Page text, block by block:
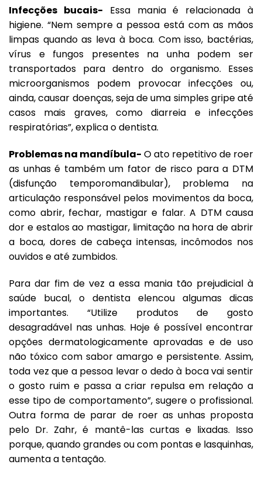
Infecções bucais- Essa mania é relacionada à
higiene. “Nem sempre a pessoa está com as mãos
limpas quando as leva à boca. Com isso, bactérias,
vírus e fungos presentes na unha podem ser
transportados para dentro do organismo. Esses
microorganismos podem provocar infecções ou,
ainda, causar doenças, seja de uma simples gripe até
casos mais graves, como diarreia e infecções
respiratórias”, explica o dentista.
Problemas na mandíbula- O ato repetitivo de roer
as unhas é também um fator de risco para a DTM
(disfunção temporomandibular), problema na
articulação responsável pelos movimentos da boca,
como abrir, fechar, mastigar e falar. A DTM causa
dor e estalos ao mastigar, limitação na hora de abrir
a boca, dores de cabeça intensas, incômodos nos
ouvidos e até zumbidos.
Para dar fim de vez a essa mania tão prejudicial à
saúde bucal, o dentista elencou algumas dicas
importantes. “Utilize produtos de gosto
desagradável nas unhas. Hoje é possível encontrar
opções dermatologicamente aprovadas e de uso
não tóxico com sabor amargo e persistente. Assim,
toda vez que a pessoa levar o dedo à boca vai sentir
o gosto ruim e passa a criar repulsa em relação a
esse tipo de comportamento”, sugere o profissional.
Outra forma de parar de roer as unhas proposta
pelo Dr. Zahr, é mantê-las curtas e lixadas. Isso
porque, quando grandes ou com pontas e lasquinhas,
aumenta a tentação.